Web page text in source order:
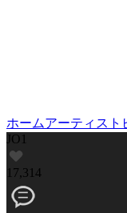
ホームアーティスト
JO1
17,314